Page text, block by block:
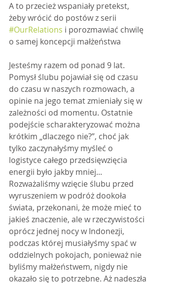
A to przecież wspaniały pretekst,
żeby wrócić do postów z serii
#OurRelations i porozmawiać chwilę
o samej koncepcji małżeństwa
Jesteśmy razem od ponad 9 lat.
Pomysł ślubu pojawiał się od czasu
do czasu w naszych rozmowach, a
opinie na jego temat zmieniały się w
zależności od momentu. Ostatnie
podejście scharakteryzować można
krótkim „dlaczego nie?”, choć jak
tylko zaczynałyśmy myśleć o
logistyce całego przedsięwzięcia
energii było jakby mniej...
Rozważaliśmy wzięcie ślubu przed
wyruszeniem w podróż dookoła
świata, przekonani, że może mieć to
jakieś znaczenie, ale w rzeczywistości
oprócz jednej nocy w Indonezji,
podczas której musiałyśmy spać w
oddzielnych pokojach, ponieważ nie
byliśmy małżeństwem, nigdy nie
okazało się to potrzebne. Aż nadeszła